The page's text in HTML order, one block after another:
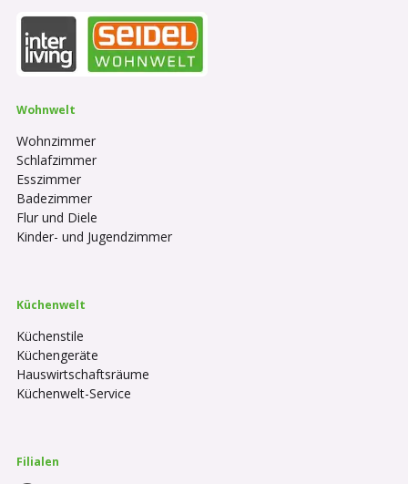
Wohnwelt
Wohnzimmer
Schlafzimmer
Esszimmer
Badezimmer
Flur und Diele
Kinder- und Jugendzimmer
Küchenwelt
Küchenstile
Küchengeräte
Hauswirtschaftsräume
Küchenwelt-Service
Filialen